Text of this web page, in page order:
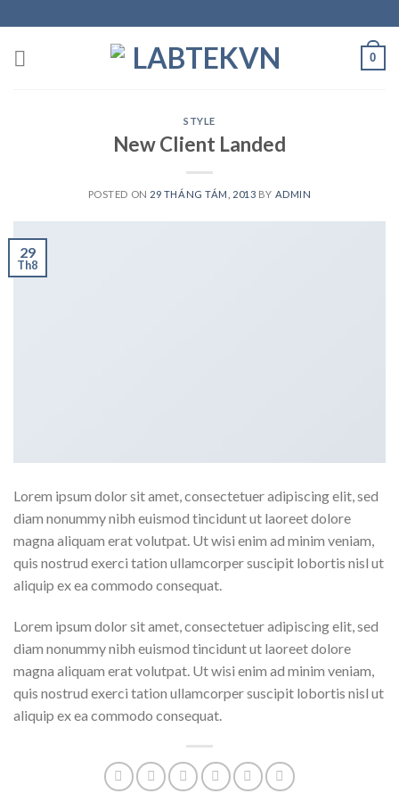
to
content
0
STYLE
New Client Landed
POSTED ON 29 THÁNG TÁM, 2013 BY ADMIN
29
Th8
Lorem ipsum dolor sit amet, consectetuer adipiscing elit, sed
diam nonummy nibh euismod tincidunt ut laoreet dolore
magna aliquam erat volutpat. Ut wisi enim ad minim veniam,
quis nostrud exerci tation ullamcorper suscipit lobortis nisl ut
aliquip ex ea commodo consequat.
Lorem ipsum dolor sit amet, consectetuer adipiscing elit, sed
diam nonummy nibh euismod tincidunt ut laoreet dolore
magna aliquam erat volutpat. Ut wisi enim ad minim veniam,
quis nostrud exerci tation ullamcorper suscipit lobortis nisl ut
aliquip ex ea commodo consequat.